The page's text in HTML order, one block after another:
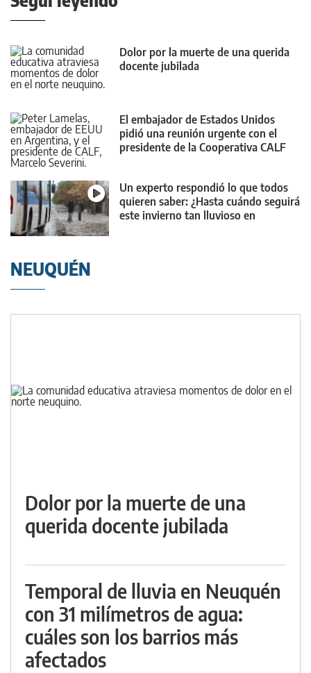
Dolor por la muerte de una querida
docente jubilada
El embajador de Estados Unidos
pidió una reunión urgente con el
presidente de la Cooperativa CALF
Un experto respondió lo que todos
quieren saber: ¿Hasta cuándo seguirá
este invierno tan lluvioso en
NEUQUÉN
Dolor por la muerte de una
querida docente jubilada
Temporal de lluvia en Neuquén
con 31 milímetros de agua:
cuáles son los barrios más
afectados